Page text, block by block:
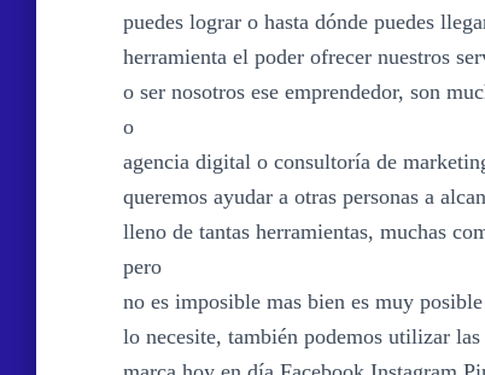
puedes lograr o hasta dónde puedes
herramienta el poder ofrecer nuestros
o ser nosotros ese emprendedor, son
o
agencia digital o consultoría de
queremos ayudar a otras personas a
lleno de tantas herramientas, muchas
pero
no es imposible mas bien es muy
lo necesite, también podemos utilizar